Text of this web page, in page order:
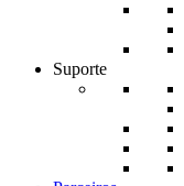
Suporte